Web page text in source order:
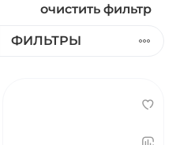
очистить фильтр
ФИЛЬТРЫ